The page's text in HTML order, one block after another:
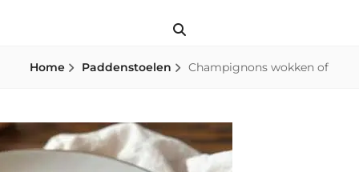
Home Paddenstoelen Champignons wokken of